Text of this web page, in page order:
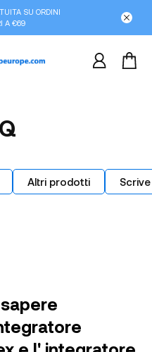
SU ORDINI
A €69
Altri prodotti